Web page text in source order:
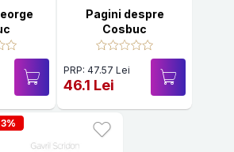
Pagini despre
Cosbuc
PRP: 47.57 Lei
46.1 Lei